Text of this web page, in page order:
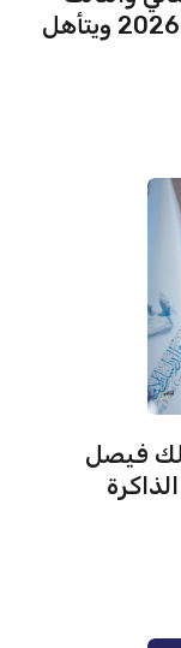
في مسابقة RoboRave الدولية 2026 ويتأهل
فيصل